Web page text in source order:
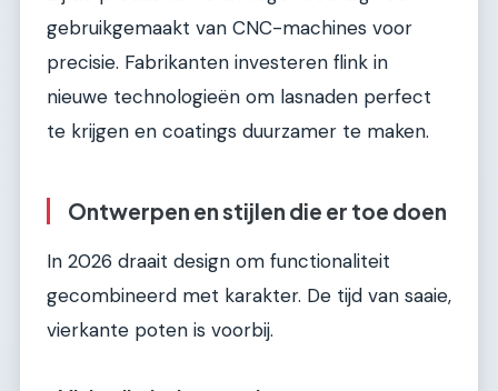
gebruikgemaakt van CNC-machines voor
precisie. Fabrikanten investeren flink in
nieuwe technologieën om lasnaden perfect
te krijgen en coatings duurzamer te maken.
Ontwerpen en stijlen die er toe doen
In 2026 draait design om functionaliteit
gecombineerd met karakter. De tijd van saaie,
vierkante poten is voorbij.